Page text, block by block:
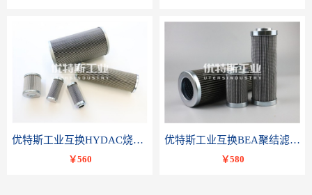
优特斯工业互换HYDAC烧结滤芯318081 060-DR-100-D-V
￥560
优特斯工业互换BEA聚结滤芯FCR-4002-RC
￥580